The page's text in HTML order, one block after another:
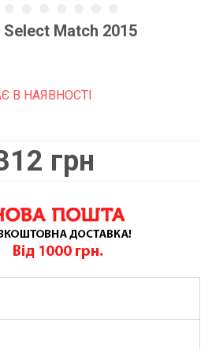
Match 2015
В НАЯВНОСТІ
грн